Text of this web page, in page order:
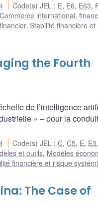
Code(s) JEL : E, E6, E63,
Commerce international,
, Stabilité financière et
the Fourth
de l’intelligence
» – pour la
Code(s) JEL :C,C5, E, E3
et outils, Modèles
financière et risque
The Case of